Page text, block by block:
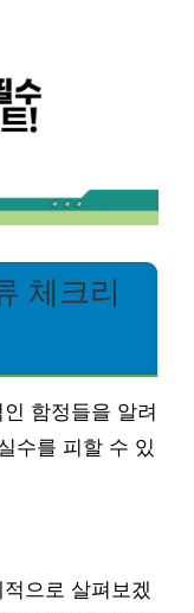
체크리
함정들을 알려
수를 피할 수 있
으로 살펴보겠